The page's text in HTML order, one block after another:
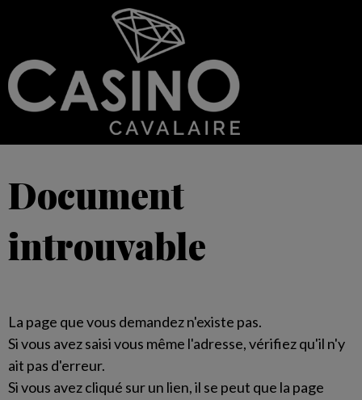
Document
introuvable
La page que vous demandez n'existe pas.
Si vous avez saisi vous même l'adresse, vérifiez qu'il n'y
ait pas d'erreur.
Si vous avez cliqué sur un lien, il se peut que la page